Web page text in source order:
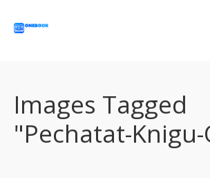
Отзывы
Контакты
UA
Images Tagged
"pechatat-